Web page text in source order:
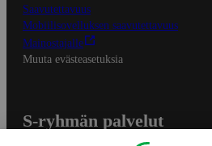
Saavutettavuus
Mobiilisovelluksen saavutettavuus
Mainostajalle
Muuta evästeasetuksia
S-ryhmän palvelut